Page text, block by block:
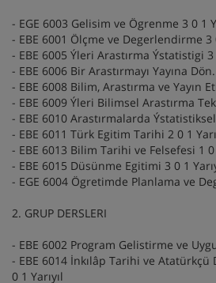
- EGE 6003 Gelisim ve Ögrenme 3 0 1
- EBE 6001 Ölçme ve Degerlendirme 3
- EBE 6005 Ýleri Arastırma Ýstatistigi 3
- EBE 6006 Bir Arastırmayı Yayına
- EBE 6008 Bilim, Arastırma ve Yayın
- EBE 6009 Ýleri Bilimsel Arastırma
- EBE 6010 Arastırmalarda
- EBE 6011 Türk Egitim Tarihi 2 0 1
- EBE 6013 Bilim Tarihi ve Felsefesi 1 0
- EBE 6015 Düsünme Egitimi 3 0 1
- EGE 6004 Ögretimde Planlama ve
2. GRUP DERSLERI
- EBE 6002 Program Gelistirme ve
- EBE 6014 İnkılâp Tarihi ve
0 1 Yarıyıl